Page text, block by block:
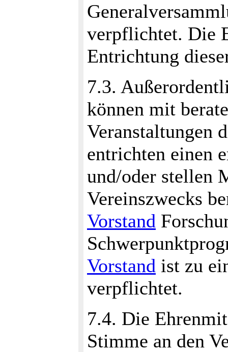
verpflichtet. Die
Entrichtung
7.3.
können mit
Veranstaltungen
entrichten einen
und/oder stellen
Vereinszwecks
Vorstand
Vorstand ist zu
verpflichtet.
7.4. Die
Stimme an den